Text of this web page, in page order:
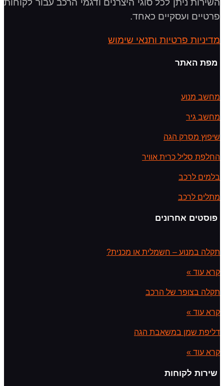
השירות ניתן לכל סוגי היצרנים ודגמי הרכב עבור לקוחות
פרטיים ועסקיים כאחד.
מדיניות פרטיות ותנאי שימוש
מפת האתר
מחשב מנוע
מחשב גיר
שיפוץ מסרק הגה
החלפת סליל כרית אוויר
בלמים לרכב
מתלים לרכב
פוסטים אחרונים
תקלה במנוע – חשמלית או מכנית?
קרא עוד »
תקלה בצופר של הרכב
קרא עוד »
דליפת שמן במשאבת הגה
קרא עוד »
שירות לקוחות